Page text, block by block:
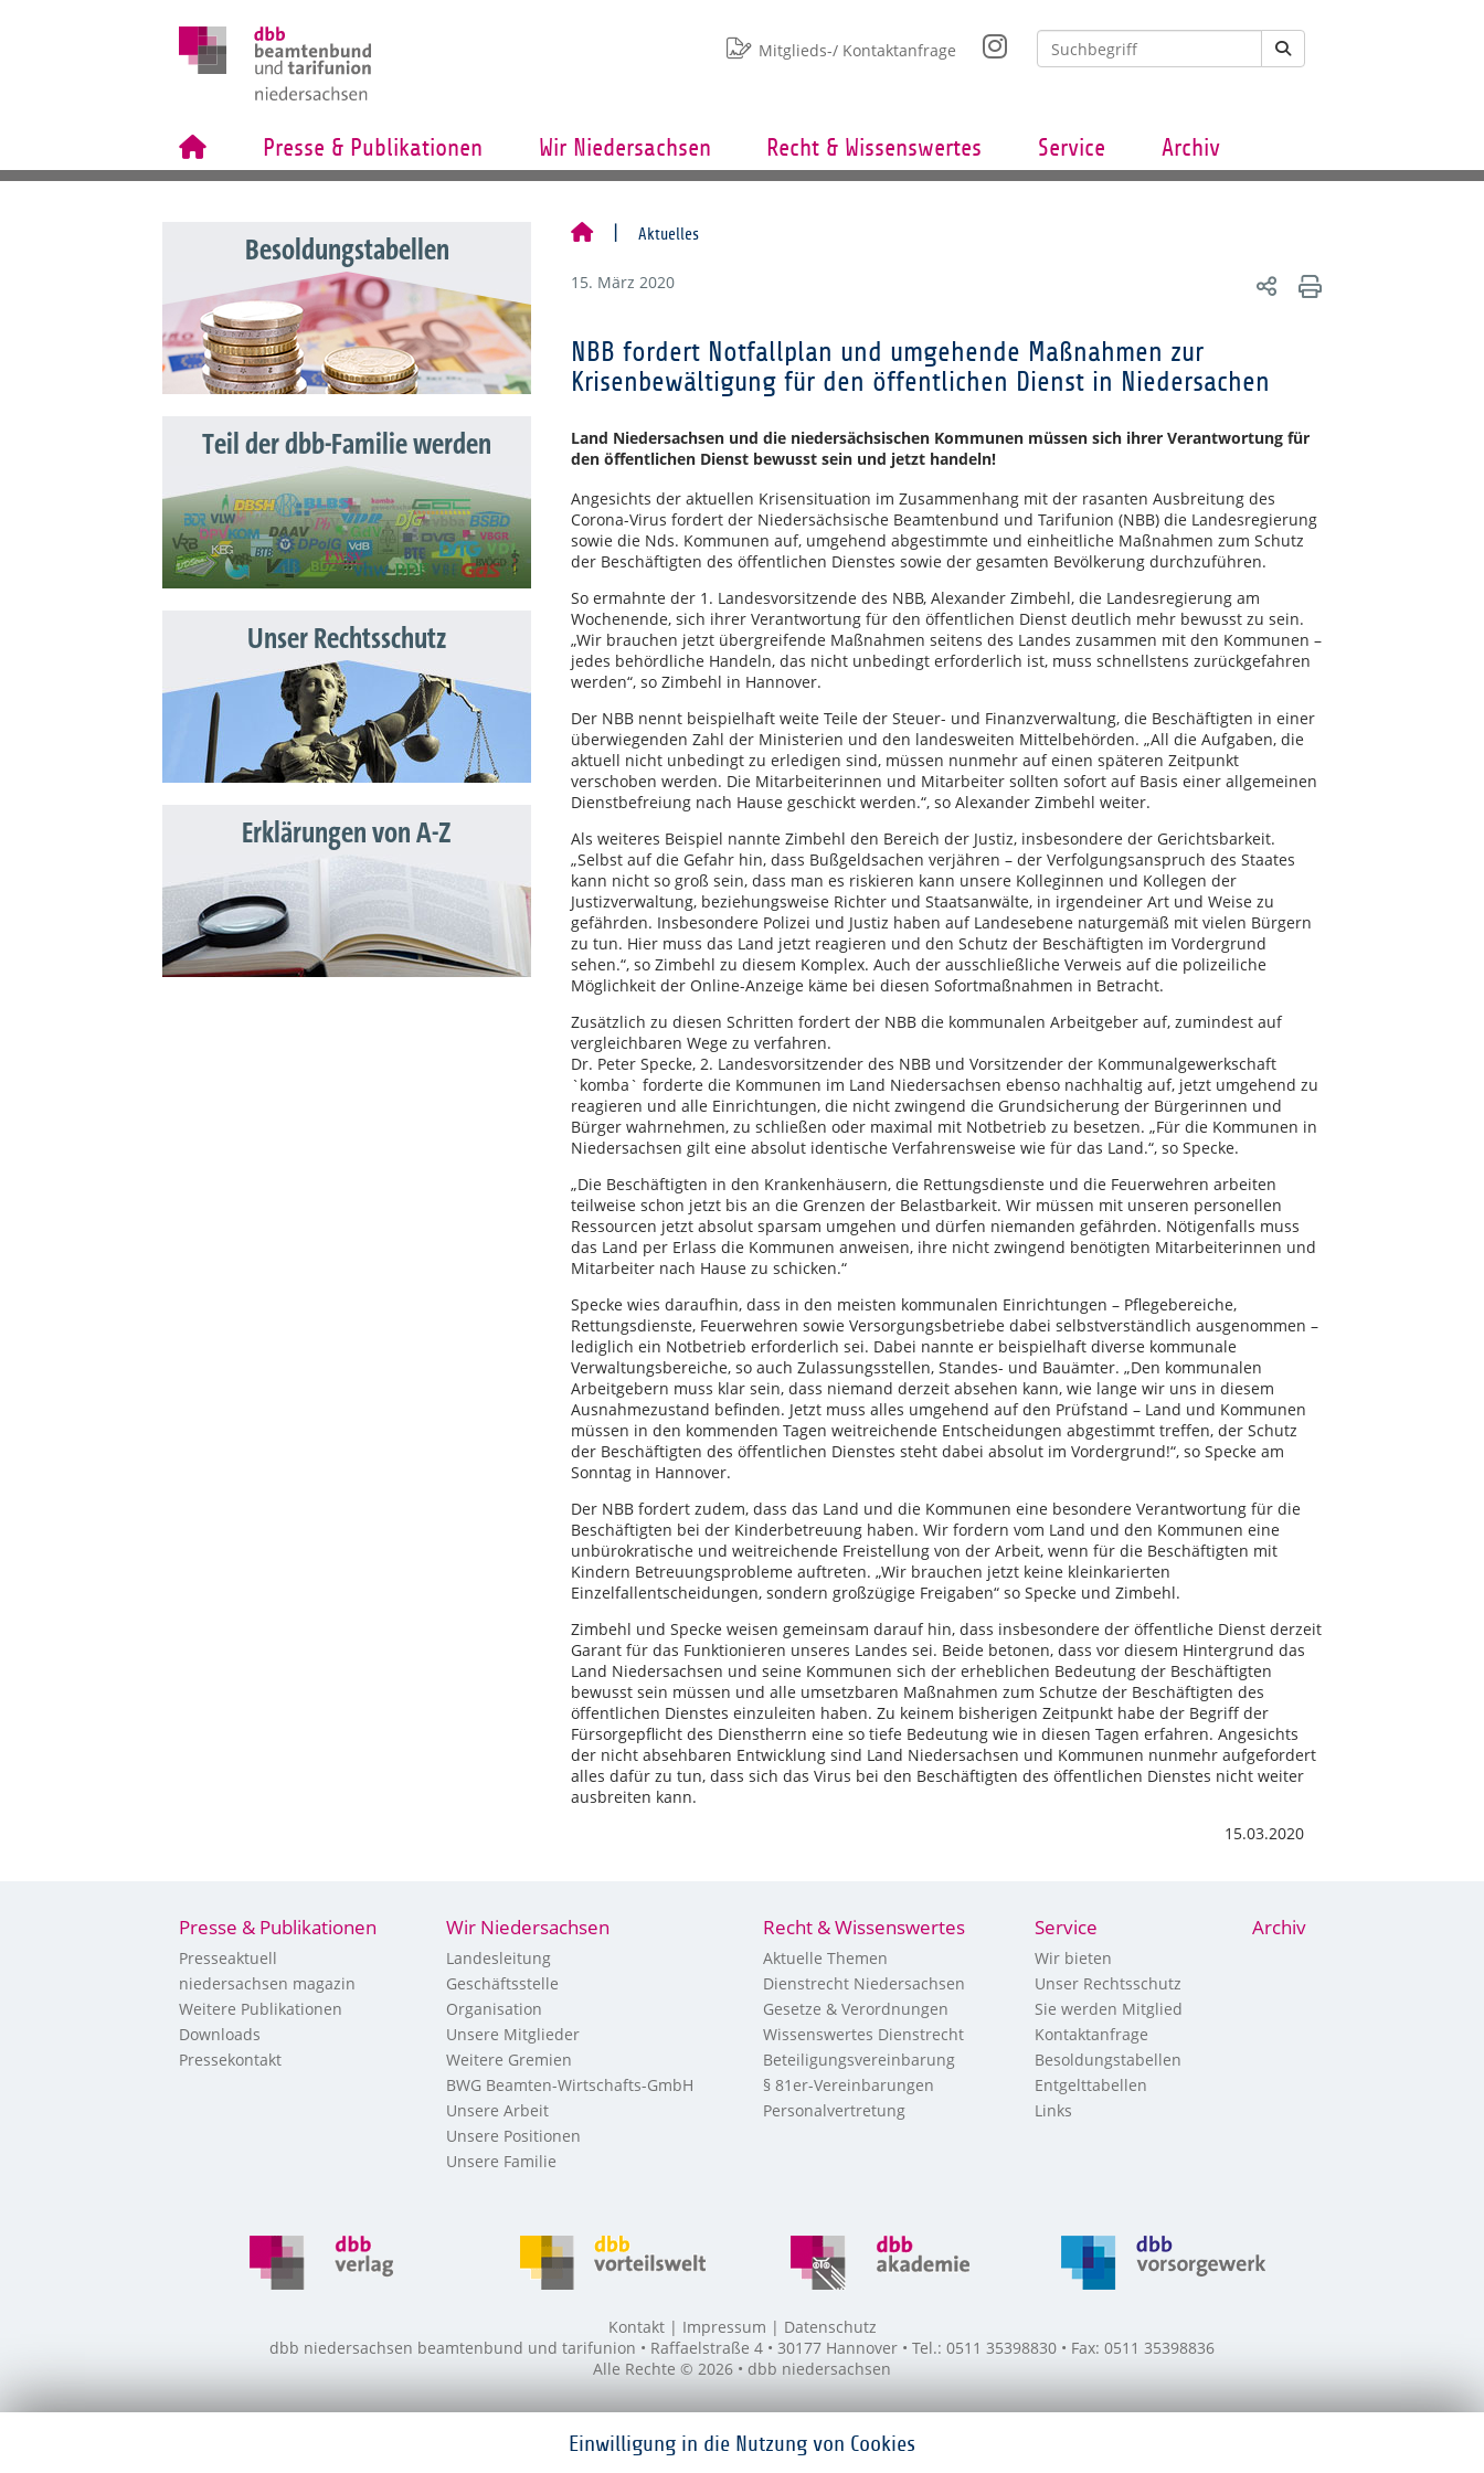
Mitglieds-/ Kontaktanfrage
Presse & Publikationen Wir Niedersachsen Recht & Wissenswertes Service Archiv
Besoldungstabellen
Teil der dbb-Familie werden
Unser Rechtsschutz
Erklärungen von A-Z
Aktuelles
15. März 2020
NBB fordert Notfallplan und umgehende Maßnahmen zur
Krisenbewältigung für den öffentlichen Dienst in Niedersachen
Land Niedersachsen und die niedersächsischen Kommunen müssen sich ihrer Verantwortung für
den öffentlichen Dienst bewusst sein und jetzt handeln!
Angesichts der aktuellen Krisensituation im Zusammenhang mit der rasanten Ausbreitung des
Corona-Virus fordert der Niedersächsische Beamtenbund und Tarifunion (NBB) die Landesregierung
sowie die Nds. Kommunen auf, umgehend abgestimmte und einheitliche Maßnahmen zum Schutz
der Beschäftigten des öffentlichen Dienstes sowie der gesamten Bevölkerung durchzuführen.
So ermahnte der 1. Landesvorsitzende des NBB, Alexander Zimbehl, die Landesregierung am
Wochenende, sich ihrer Verantwortung für den öffentlichen Dienst deutlich mehr bewusst zu sein.
„Wir brauchen jetzt übergreifende Maßnahmen seitens des Landes zusammen mit den Kommunen –
jedes behördliche Handeln, das nicht unbedingt erforderlich ist, muss schnellstens zurückgefahren
werden“, so Zimbehl in Hannover.
Der NBB nennt beispielhaft weite Teile der Steuer- und Finanzverwaltung, die Beschäftigten in einer
überwiegenden Zahl der Ministerien und den landesweiten Mittelbehörden. „All die Aufgaben, die
aktuell nicht unbedingt zu erledigen sind, müssen nunmehr auf einen späteren Zeitpunkt
verschoben werden. Die Mitarbeiterinnen und Mitarbeiter sollten sofort auf Basis einer allgemeinen
Dienstbefreiung nach Hause geschickt werden.“, so Alexander Zimbehl weiter.
Als weiteres Beispiel nannte Zimbehl den Bereich der Justiz, insbesondere der Gerichtsbarkeit.
„Selbst auf die Gefahr hin, dass Bußgeldsachen verjähren – der Verfolgungsanspruch des Staates
kann nicht so groß sein, dass man es riskieren kann unsere Kolleginnen und Kollegen der
Justizverwaltung, beziehungsweise Richter und Staatsanwälte, in irgendeiner Art und Weise zu
gefährden. Insbesondere Polizei und Justiz haben auf Landesebene naturgemäß mit vielen Bürgern
zu tun. Hier muss das Land jetzt reagieren und den Schutz der Beschäftigten im Vordergrund
sehen.“, so Zimbehl zu diesem Komplex. Auch der ausschließliche Verweis auf die polizeiliche
Möglichkeit der Online-Anzeige käme bei diesen Sofortmaßnahmen in Betracht.
Zusätzlich zu diesen Schritten fordert der NBB die kommunalen Arbeitgeber auf, zumindest auf
vergleichbaren Wege zu verfahren.
Dr. Peter Specke, 2. Landesvorsitzender des NBB und Vorsitzender der Kommunalgewerkschaft
`komba` forderte die Kommunen im Land Niedersachsen ebenso nachhaltig auf, jetzt umgehend zu
reagieren und alle Einrichtungen, die nicht zwingend die Grundsicherung der Bürgerinnen und
Bürger wahrnehmen, zu schließen oder maximal mit Notbetrieb zu besetzen. „Für die Kommunen in
Niedersachsen gilt eine absolut identische Verfahrensweise wie für das Land.“, so Specke.
„Die Beschäftigten in den Krankenhäusern, die Rettungsdienste und die Feuerwehren arbeiten
teilweise schon jetzt bis an die Grenzen der Belastbarkeit. Wir müssen mit unseren personellen
Ressourcen jetzt absolut sparsam umgehen und dürfen niemanden gefährden. Nötigenfalls muss
das Land per Erlass die Kommunen anweisen, ihre nicht zwingend benötigten Mitarbeiterinnen und
Mitarbeiter nach Hause zu schicken.“
Specke wies daraufhin, dass in den meisten kommunalen Einrichtungen – Pflegebereiche,
Rettungsdienste, Feuerwehren sowie Versorgungsbetriebe dabei selbstverständlich ausgenommen –
lediglich ein Notbetrieb erforderlich sei. Dabei nannte er beispielhaft diverse kommunale
Verwaltungsbereiche, so auch Zulassungsstellen, Standes- und Bauämter. „Den kommunalen
Arbeitgebern muss klar sein, dass niemand derzeit absehen kann, wie lange wir uns in diesem
Ausnahmezustand befinden. Jetzt muss alles umgehend auf den Prüfstand – Land und Kommunen
müssen in den kommenden Tagen weitreichende Entscheidungen abgestimmt treffen, der Schutz
der Beschäftigten des öffentlichen Dienstes steht dabei absolut im Vordergrund!“, so Specke am
Sonntag in Hannover.
Der NBB fordert zudem, dass das Land und die Kommunen eine besondere Verantwortung für die
Beschäftigten bei der Kinderbetreuung haben. Wir fordern vom Land und den Kommunen eine
unbürokratische und weitreichende Freistellung von der Arbeit, wenn für die Beschäftigten mit
Kindern Betreuungsprobleme auftreten. „Wir brauchen jetzt keine kleinkarierten
Einzelfallentscheidungen, sondern großzügige Freigaben“ so Specke und Zimbehl.
Zimbehl und Specke weisen gemeinsam darauf hin, dass insbesondere der öffentliche Dienst derzeit
Garant für das Funktionieren unseres Landes sei. Beide betonen, dass vor diesem Hintergrund das
Land Niedersachsen und seine Kommunen sich der erheblichen Bedeutung der Beschäftigten
bewusst sein müssen und alle umsetzbaren Maßnahmen zum Schutze der Beschäftigten des
öffentlichen Dienstes einzuleiten haben. Zu keinem bisherigen Zeitpunkt habe der Begriff der
Fürsorgepflicht des Dienstherrn eine so tiefe Bedeutung wie in diesen Tagen erfahren. Angesichts
der nicht absehbaren Entwicklung sind Land Niedersachsen und Kommunen nunmehr aufgefordert
alles dafür zu tun, dass sich das Virus bei den Beschäftigten des öffentlichen Dienstes nicht weiter
ausbreiten kann.
15.03.2020
Presse & Publikationen
Presseaktuell
niedersachsen magazin
Weitere Publikationen
Downloads
Pressekontakt
Wir Niedersachsen
Landesleitung
Geschäftsstelle
Organisation
Unsere Mitglieder
Weitere Gremien
BWG Beamten-Wirtschafts-GmbH
Unsere Arbeit
Unsere Positionen
Unsere Familie
Recht & Wissenswertes
Aktuelle Themen
Dienstrecht Niedersachsen
Gesetze & Verordnungen
Wissenswertes Dienstrecht
Beteiligungsvereinbarung
§ 81er-Vereinbarungen
Personalvertretung
Service
Wir bieten
Unser Rechtsschutz
Sie werden Mitglied
Kontaktanfrage
Besoldungstabellen
Entgelttabellen
Links
Archiv
Kontakt Impressum
Datenschutz
dbb niedersachsen beamtenbund und tarifunion • Raffaelstraße 4 • 30177 Hannover • Tel.: 0511 35398830 • Fax: 0511 35398836
Alle Rechte © 2026 • dbb niedersachsen
Einwilligung in die Nutzung von Cookies